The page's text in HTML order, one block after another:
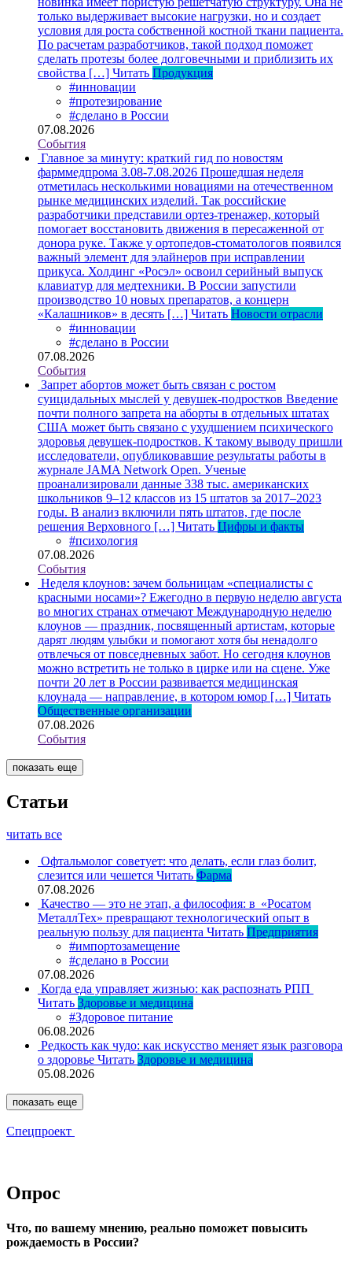
только выдерживает высокие нагрузки, но и создает
условия для роста собственной костной ткани пациента.
По расчетам разработчиков, такой подход поможет
сделать протезы более долговечными и приблизить их
свойства […] Читать Продукция
#инновации
#протезирование
#сделано в России
07.08.2026
События
Главное за минуту: краткий гид по новостям
фарммедпрома 3.08-7.08.2026 Прошедшая неделя
отметилась несколькими новациями на отечественном
рынке медицинских изделий. Так российские
разработчики представили ортез-тренажер, который
помогает восстановить движения в пересаженной от
донора руке. Также у ортопедов-стоматологов появился
важный элемент для элайнеров при исправлении
прикуса. Холдинг «Росэл» освоил серийный выпуск
клавиатур для медтехники. В России запустили
производство 10 новых препаратов, а концерн
«Калашников» в десять […] Читать Новости отрасли
#инновации
#сделано в России
07.08.2026
События
Запрет абортов может быть связан с ростом
суицидальных мыслей у девушек-подростков Введение
почти полного запрета на аборты в отдельных штатах
США может быть связано с ухудшением психического
здоровья девушек-подростков. К такому выводу пришли
исследователи, опубликовавшие результаты работы в
журнале JAMA Network Open. Ученые
проанализировали данные 338 тыс. американских
школьников 9–12 классов из 15 штатов за 2017–2023
годы. В анализ включили пять штатов, где после
решения Верховного […] Читать Цифры и факты
#психология
07.08.2026
События
Неделя клоунов: зачем больницам «специалисты с
красными носами»? Ежегодно в первую неделю августа
во многих странах отмечают Международную неделю
клоунов — праздник, посвященный артистам, которые
дарят людям улыбки и помогают хотя бы ненадолго
отвлечься от повседневных забот. Но сегодня клоунов
можно встретить не только в цирке или на сцене. Уже
почти 20 лет в России развивается медицинская
клоунада — направление, в котором юмор […] Читать
Общественные организации
07.08.2026
События
показать еще
Статьи
читать все
Офтальмолог советует: что делать, если глаз болит,
слезится или чешется Читать Фарма
07.08.2026
Качество — это не этап, а философия: в «Росатом
МеталлТех» превращают технологический опыт в
реальную пользу для пациента Читать Предприятия
#импортозамещение
#сделано в России
07.08.2026
Когда еда управляет жизнью: как распознать РПП
Читать Здоровье и медицина
#Здоровое питание
06.08.2026
Редкость как чудо: как искусство меняет язык разговора
о здоровье Читать Здоровье и медицина
05.08.2026
показать еще
Спецпроект
Опрос
Что, по вашему мнению, реально поможет повысить
рождаемость в России?